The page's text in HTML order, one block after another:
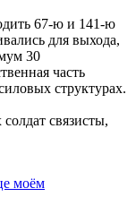
67-ю и 141-ю
для выхода,
30
часть
структурах.
связисты,